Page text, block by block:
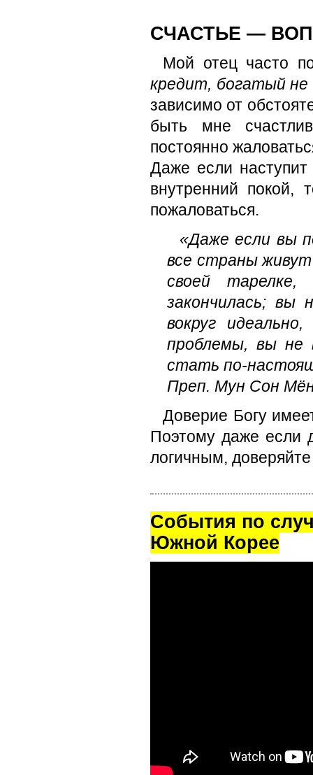
СЧАСТЬЕ —
Мой отец часто
кредит, богатый
зависимо от
быть мне
постоянно
Даже если
внутренний покой,
пожаловаться.
«Даже если вы
все страны живут
своей
закончилась; вы
вокруг
проблемы, вы не
стать по-
Преп. Мун Сон
Доверие Богу
Поэтому даже если
логичным,
Cобытия по
Южной Корее